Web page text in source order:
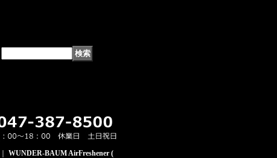
WUNDER-BAUM AirFreshener (